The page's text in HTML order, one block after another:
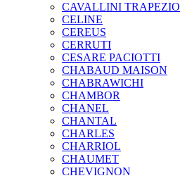
CAVALLINI TRAPEZIO
CELINE
CEREUS
CERRUTI
CESARE PACIOTTI
CHABAUD MAISON
CHABRAWICHI
CHAMBOR
CHANEL
CHANTAL
CHARLES
CHARRIOL
CHAUMET
CHEVIGNON